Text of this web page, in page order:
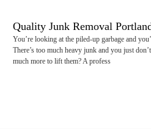
Quality Junk Removal
You’re looking at the piled-up garbage and
There’s too much heavy junk and you just
much more to lift them? A profess